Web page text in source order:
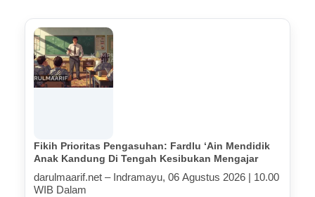
Fikih Prioritas Pengasuhan: Fardlu ‘Ain Mendidik
Anak Kandung Di Tengah Kesibukan Mengajar
darulmaarif.net – Indramayu, 06 Agustus 2026 | 10.00
WIB Dalam